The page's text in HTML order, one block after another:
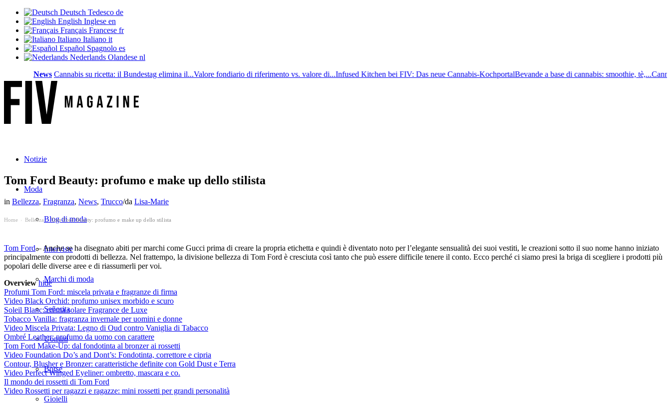
Deutsch Tedesco de
English Inglese en
Français Francese fr
Italiano Italiano it
Español Spagnolo es
Nederlands Olandese nl
News Cannabis su ricetta: il Bundestag elimina il...Valore fondiario di riferimento vs. valore di...Infused Kitchen bei FIV: Das neue Cannabis-KochportalBevande a base di cannabis: smoothie, tè,... Cannabis
Notizie
Moda
Blog di moda
Interviste
Marchi di moda
Señorita
Uomini
Borse
Gioielli
Tom Ford Beauty: profumo e make up dello stilista
in Bellezza, Fragranza, News, Trucco/da Lisa-Marie
Home Bellezza › Tom Ford Beauty: profumo e make up dello stilista
Tom Ford– Anche se ha disegnato abiti per marchi come Gucci prima di creare la propria etichetta e quindi è diventato noto per l’elegante sensualità dei suoi vestiti, le creazioni sotto il suo nome hanno iniziato
principalmente con prodotti di bellezza. Nel frattempo, la divisione bellezza di Tom Ford è cresciuta così tanto che può essere difficile tenere il conto. Ecco perché ci siamo presi la briga di scegliere i prodotti più
popolari delle diverse aree e di riassumerli per voi.
Overview hide
Profumi Tom Ford: miscela privata e fragranze di firma
Video Black Orchid: profumo unisex morbido e scuro
Soleil Blanc: crema solare Fragrance de Luxe
Tobacco Vanilla: fragranza invernale per uomini e donne
Video Miscela Privata: Legno di Oud contro Vaniglia di Tabacco
Ombré Leather: profumo da uomo con carattere
Tom Ford Make-Up: dal fondotinta al bronzer ai rossetti
Video Foundation Do’s and Dont’s: Fondotinta, correttore e cipria
Contour, Blusher e Bronzer: caratteristiche definite con Gold Dust e Terra
Video Perfect Winged Eyeliner: ombretto, mascara e co.
Il mondo dei rossetti di Tom Ford
Video Rossetti per ragazzi e ragazze: mini rossetti per grandi personalità